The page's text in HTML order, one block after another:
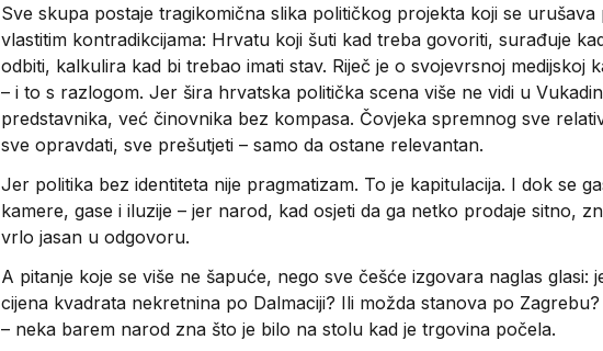
Sve skupa postaje tragikomična slika političkog projekta koji se urušava
vlastitim kontradikcijama: Hrvatu koji šuti kad treba govoriti, surađuje
odbiti, kalkulira kad bi trebao imati stav. Riječ je o svojevrsnoj medijskoj
– i to s razlogom. Jer šira hrvatska politička scena više ne vidi u
predstavnika, već činovnika bez kompasa. Čovjeka spremnog sve
sve opravdati, sve prešutjeti – samo da ostane relevantan.
Jer politika bez identiteta nije pragmatizam. To je kapitulacija. I dok se
kamere, gase i iluzije – jer narod, kad osjeti da ga netko prodaje sitno,
vrlo jasan u odgovoru.
A pitanje koje se više ne šapuće, nego sve češće izgovara naglas glasi:
cijena kvadrata nekretnina po Dalmaciji? Ili možda stanova po
– neka barem narod zna što je bilo na stolu kad je trgovina počela.